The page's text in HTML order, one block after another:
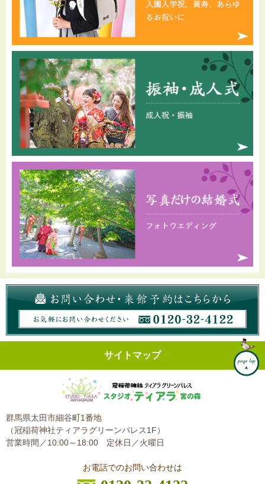
サイトマップ
群馬県太田市細谷町1番地
（冠稲荷神社ティアラグリーンパレス1F）
営業時間／10:00～18:00 定休日／火曜日
お電話でのお問い合わせは